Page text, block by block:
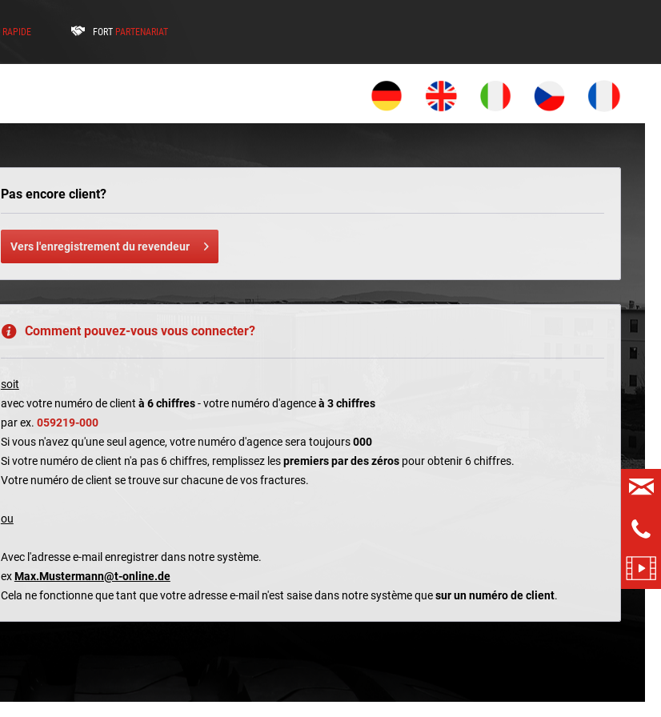
RAPIDE FORT PARTENARIAT
Pas encore client?
Vers l'enregistrement du revendeur
Comment pouvez-vous vous connecter?
soit
avec votre numéro de client à 6 chiffres- votre numéro d'agenceà 3 chiffres
par ex. 059219-000
Si vous n'avez qu'une seul agence, votre numéro d'agence sera toujours000
Si votre numéro de client n'a pas 6 chiffres, remplissez lespremiers par des zérospour obtenir 6 chiffres.
Votre numéro de client se trouve sur chacune de vos fractures.
ou
Avec l'adresse e-mail enregistrer dans notre système.
exMax.Mustermann@t-online.de
Cela ne fonctionne que tant que votre adresse e-mail n'est saise dans notre système quesur un numéro de client.